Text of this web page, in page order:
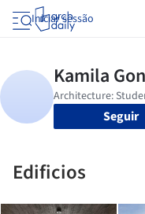
Iniciar sessão
Seguir
Edificios